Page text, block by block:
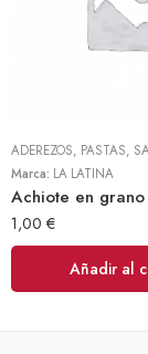
Marca: LA LATINA
1,00 €
Añadir al